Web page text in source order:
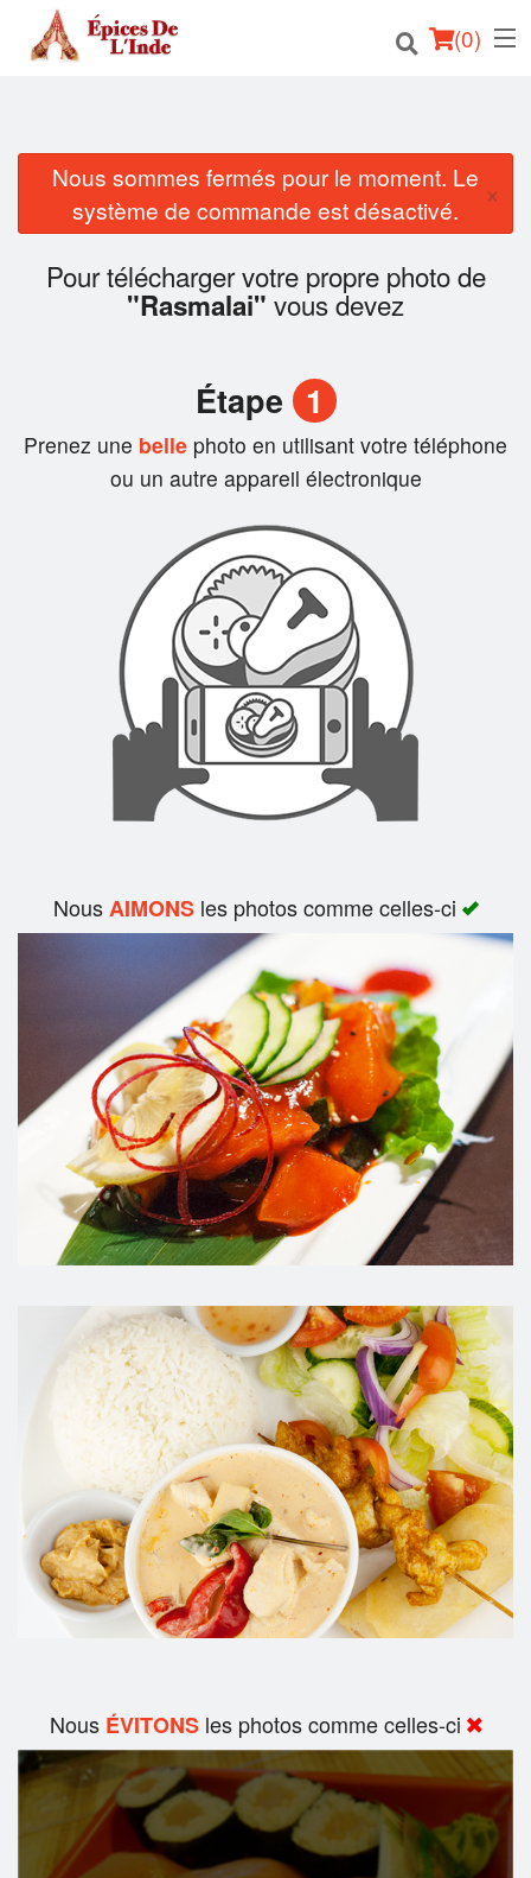
(0)
Commander en ligne
Emplacement
Rechercher
Nous sommes fermés pour le moment. Le
système de commande est désactivé.
×
Pour télécharger votre propre photo de
"Rasmalai" vous devez
Étape 1
Prenez une belle photo en utilisant votre téléphone
ou un autre appareil électronique
NousAIMONSles photos comme celles-ci
Nous ÉVITONSles photos comme celles-ci